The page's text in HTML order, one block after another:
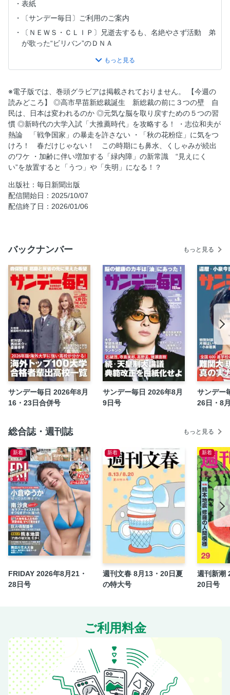
表紙
〔サンデー毎日〕ご利用のご案内
〔ＮＥＷＳ・ＣＬＩＰ〕兄逝去するも、名絶やさず活動 弟
が歌った“ビリバン”のＤＮＡ
〔サンデー毎日目次〕２０２５．１０．１９－２６号
〔倉重篤郎のニュース最前線〕高市早苗新総裁に３つの壁
〔自民党総裁選〕高市総裁誕生！ とんだ茶番劇だった自民
党総裁選 今から始まる多党化戦国時代
〔志位和夫・共産党議長〕特別インタビュー 「戦争国家」
の暴走を許さない 志位・共産党議長が熱論 「国民を守る
政治」へ
〔「ヒロシマ遡上の旅」〕被爆２世・在宅ホスピスのパイオ
ニア 川越厚医師の「ヒロシマ遡上の旅」
〔銀シャリ〕光り輝く新米、「銀シャリの名店」を訪ね
る “令和の米騒動”でおいしさと価値を再発見！
〔淑女の養生訓〕／１０２ 使っているはずが道具の奴隷に
５０６ 劣情の拡散と劣悪な為政者
っ当な防衛を語る政治の不在＝高村薫
〔社会学的皇室ウォッチング！〕／１６９ 信子妃は皇籍離
脱すべきだ 宮家分裂という異常事態
〔牧太郎の青い空白い雲〕／１００２ 神宮外苑の再開発は
「Ｏｎｅ ｆｏｒ ａｌｌ，Ａｌｌ ｆｏｒ ｏｎｅ」でな
ければ！
〔世界透視術〕／４３１ 汪洋氏の復権なるか＝金子秀敏
〔人間ドキュメント・季節の人たち〕／２８９ 排外主義で
は日本の社会は回らない＝森健
そのわけは？＝中野翠
〔これは、アレだな〕／２２０ アニメ、生命なきものに生
命を吹きこむ＝高橋源一郎
〔花粉症〕「秋の花粉症」に気をつけろ！ 春だけじゃな
い！ この時期にも鼻水、くしゃみが続出のワケ
〔ワイドショーの恋人〕／７２４ 芸能リポーターは必要＝
山田美保子
〔潜入ルポ〕上野・一条龍ビル 日本を素通りする中国系ビ
ジネスの実態
〔ドキュメンタリー映画〕「ヒポクラテスの盲点」公開 大
西隼監督インタビュー
〔サンデー俳句王〕今週の兼題 温め酒、有（無季）
〔むしろ、映えてる日々〕／７ タクシーでマシーン＝小林
聡美
〔遠回りの読書〕“秀才”であふれる時代のクリエイティビテ
ィーとは＝近田春夫
〔ガチャガチャ〕第４次ブームの衝撃 子どもも大人も外国
人も熱狂！ 市場規模１２００億円
〔サンキュータツオの現代を読み解くコトバ〕／１２２
「ラブホテル」
※電子版では、巻頭グラビアは掲載されておりません。 【今週の
読みどころ】 ◎高市早苗新総裁誕生 新総裁の前に３つの壁 自
民は、日本は変われるのか ◎元気な脳を取り戻すための５つの習
慣 ◎新時代の大学入試「大推薦時代」を攻略する！ ・志位和夫が
熱論 「戦争国家」の暴走を許さない ・「秋の花粉症」に気をつ
けろ！ 春だけじゃない！ この時期にも鼻水、くしゃみが続出
のワケ ・加齢に伴い増加する「緑内障」の新常識 “見えにく
い”を放置すると「うつ」や「失明」になる！？
出版社：毎日新聞出版
配信開始日：2025/10/07
配信終了日：2026/01/06
バックナンバー もっと見る
サンデー毎日 2026年8月
16・23日合併号
サンデー毎日 2026年8月
9日号
サンデー
26日・8
総合誌・週刊誌 もっと見る
新着
FRIDAY 2026年8月21・
28日号
新着
週刊文春 8月13・20日夏
の特大号
新着
週刊新潮
20日号
ご利用料金